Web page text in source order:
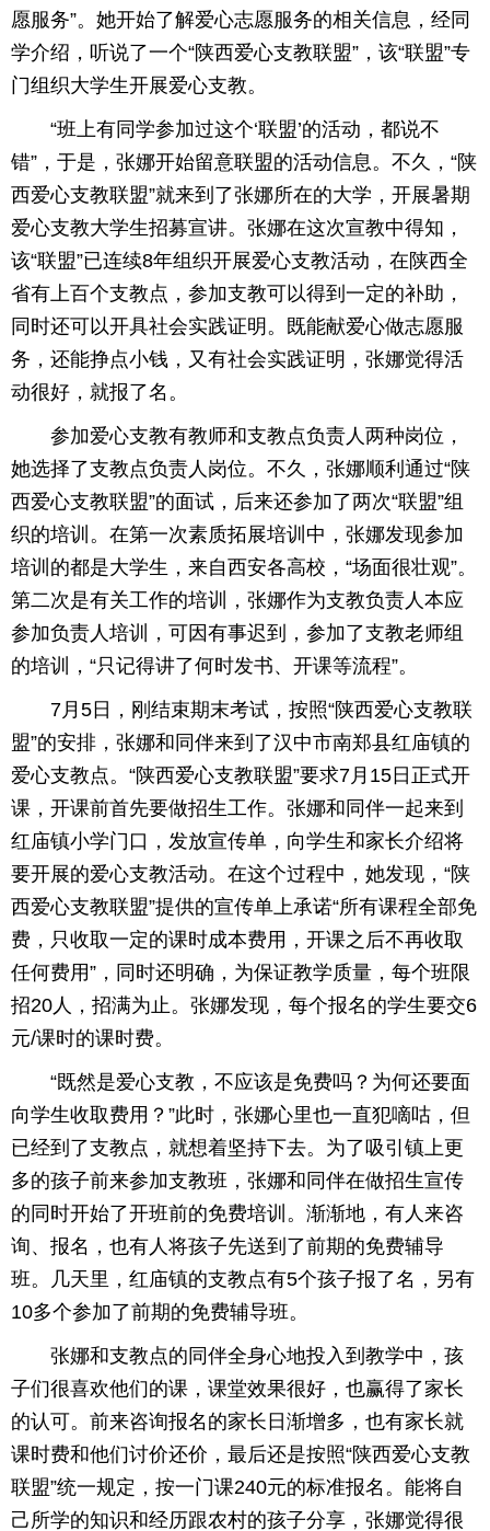
愿服务”。她开始了解爱心志愿服务的相关信息，经同
学介绍，听说了一个“陕西爱心支教联盟”，该“联盟”专
门组织大学生开展爱心支教。
“班上有同学参加过这个‘联盟’的活动，都说不
错”，于是，张娜开始留意联盟的活动信息。不久，“陕
西爱心支教联盟”就来到了张娜所在的大学，开展暑期
爱心支教大学生招募宣讲。张娜在这次宣教中得知，
该“联盟”已连续8年组织开展爱心支教活动，在陕西全
省有上百个支教点，参加支教可以得到一定的补助，
同时还可以开具社会实践证明。既能献爱心做志愿服
务，还能挣点小钱，又有社会实践证明，张娜觉得活
动很好，就报了名。
参加爱心支教有教师和支教点负责人两种岗位，
她选择了支教点负责人岗位。不久，张娜顺利通过“陕
西爱心支教联盟”的面试，后来还参加了两次“联盟”组
织的培训。在第一次素质拓展培训中，张娜发现参加
培训的都是大学生，来自西安各高校，“场面很壮观”。
第二次是有关工作的培训，张娜作为支教负责人本应
参加负责人培训，可因有事迟到，参加了支教老师组
的培训，“只记得讲了何时发书、开课等流程”。
7月5日，刚结束期末考试，按照“陕西爱心支教联
盟”的安排，张娜和同伴来到了汉中市南郑县红庙镇的
爱心支教点。“陕西爱心支教联盟”要求7月15日正式开
课，开课前首先要做招生工作。张娜和同伴一起来到
红庙镇小学门口，发放宣传单，向学生和家长介绍将
要开展的爱心支教活动。在这个过程中，她发现，“陕
西爱心支教联盟”提供的宣传单上承诺“所有课程全部免
费，只收取一定的课时成本费用，开课之后不再收取
任何费用”，同时还明确，为保证教学质量，每个班限
招20人，招满为止。张娜发现，每个报名的学生要交6
元/课时的课时费。
“既然是爱心支教，不应该是免费吗？为何还要面
向学生收取费用？”此时，张娜心里也一直犯嘀咕，但
已经到了支教点，就想着坚持下去。为了吸引镇上更
多的孩子前来参加支教班，张娜和同伴在做招生宣传
的同时开始了开班前的免费培训。渐渐地，有人来咨
询、报名，也有人将孩子先送到了前期的免费辅导
班。几天里，红庙镇的支教点有5个孩子报了名，另有
10多个参加了前期的免费辅导班。
张娜和支教点的同伴全身心地投入到教学中，孩
子们很喜欢他们的课，课堂效果很好，也赢得了家长
的认可。前来咨询报名的家长日渐增多，也有家长就
课时费和他们讨价还价，最后还是按照“陕西爱心支教
联盟”统一规定，按一门课240元的标准报名。能将自
己所学的知识和经历跟农村的孩子分享，张娜觉得很